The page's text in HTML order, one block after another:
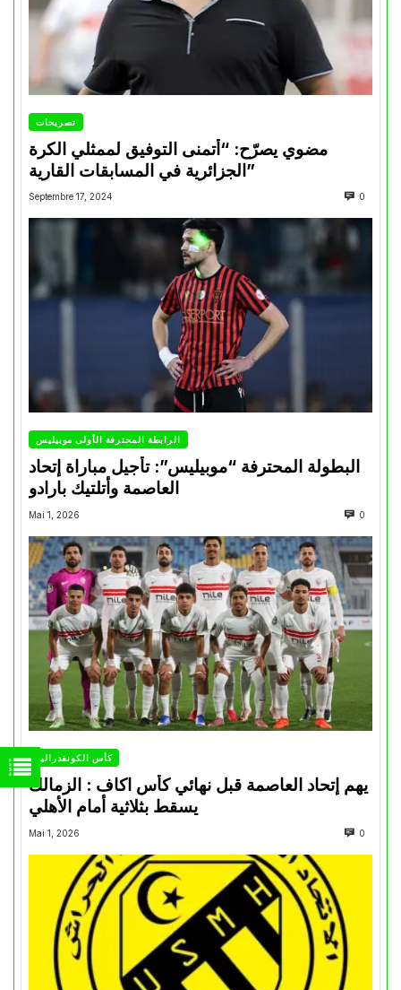
تصريحات
مضوي يصرّح: “أتمنى التوفيق لممثلي الكرة
الجزائرية في المسابقات القارية”
Septembre 17, 2024 0
الرابطة المحترفة الأولى موبيليس
البطولة المحترفة “موبيليس”: تأجيل مباراة إتحاد
العاصمة وأتلتيك بارادو
Mai 1, 2026 0
كأس الكونفدرالية
يهم إتحاد العاصمة قبل نهائي كأس اكاف : الزمالك
Mai 1, 2026 0